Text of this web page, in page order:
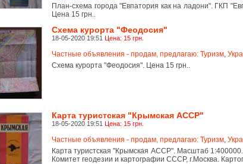
План-схема города "Евпатория как на ладони". ГКП
Цена 15 грн..
Схема курорта "Феодосия"
18-05-2020 19:51 Цена: 15 грн.
Частные объявления - продам, предлагаю: Туризм,
Схема курорта "Феодосия". Цена 15 грн..
Карта туристская "Крымская АССР"
18-05-2020 19:51 Цена: 15 грн.
Частные объявления - продам, предлагаю: Туризм,
Карта туристская "Крымская АССР". Масштаб
Комитет геодезии и картографии СССР, г.Москва.